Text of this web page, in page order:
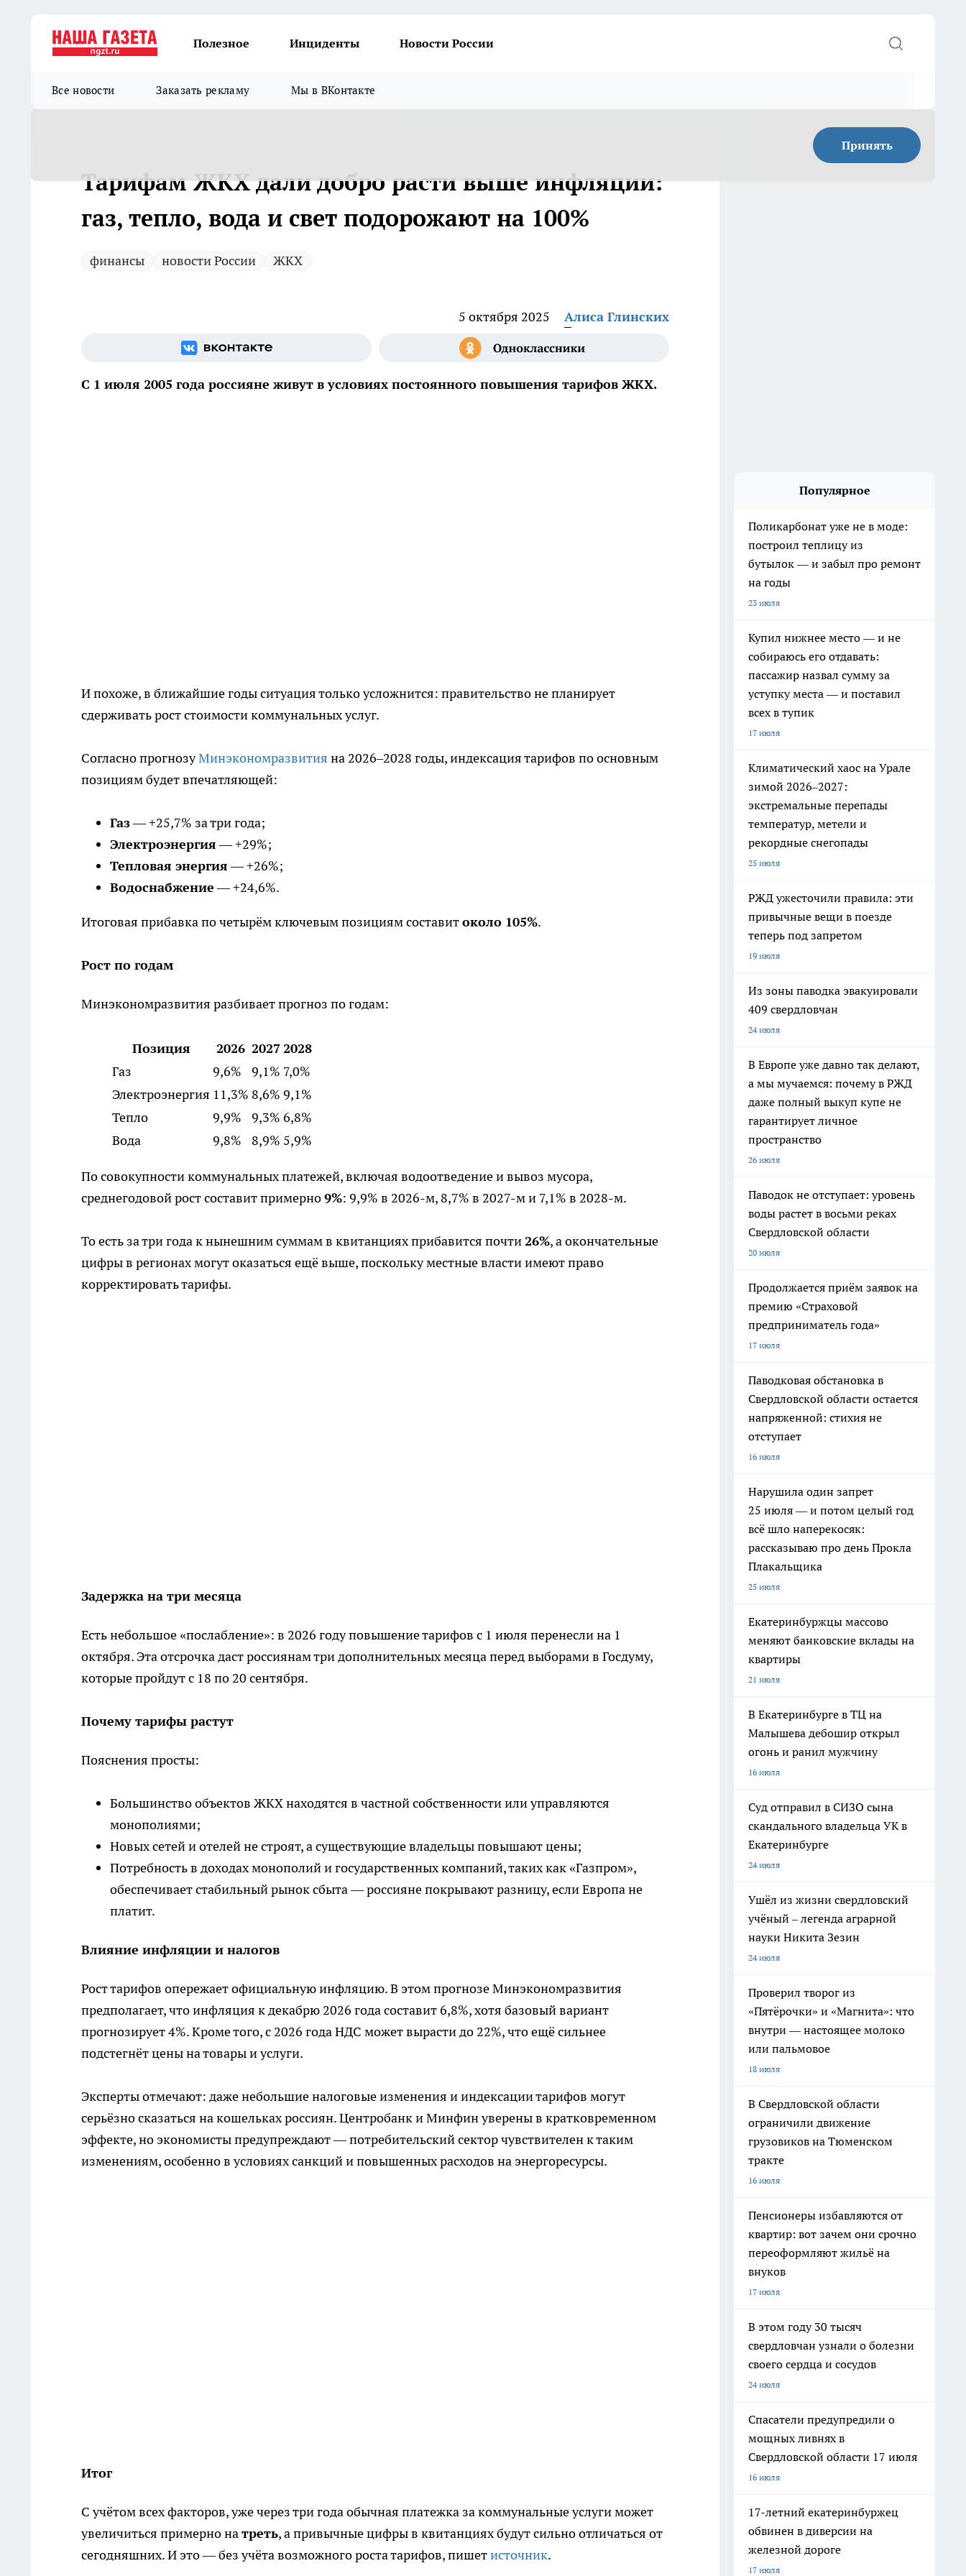
Полезное Инциденты Новости России
Все новости Заказать рекламу Мы в ВКонтакте
Принять
Тарифам ЖКХ дали добро расти выше инфляции:
газ, тепло, вода и свет подорожают на 100%
финансы новости России ЖКХ
5 октября 2025 Алиса Глинских
С 1 июля 2005 года россияне живут в условиях постоянного повышения тарифов ЖКХ.
И похоже, в ближайшие годы ситуация только усложнится: правительство не планирует
сдерживать рост стоимости коммунальных услуг.
Согласно прогнозуМинэкономразвития на 2026–2028 годы, индексация тарифов по основным
позициям будет впечатляющей:
Газ— +25,7% за три года;
Электроэнергия— +29%;
Тепловая энергия— +26%;
Водоснабжение— +24,6%.
Итоговая прибавка по четырём ключевым позициям составитоколо 105%.
Рост по годам
Минэкономразвития разбивает прогноз по годам:
Позиция 2026 20272028
Газ
9,6% 9,1% 7,0%
Электроэнергия 11,3% 8,6% 9,1%
Тепло
9,9% 9,3% 6,8%
Вода
9,8% 8,9% 5,9%
По совокупности коммунальных платежей, включая водоотведение и вывоз мусора,
среднегодовой рост составит примерно9%: 9,9% в 2026-м, 8,7% в 2027-м и 7,1% в 2028-м.
То есть за три года к нынешним суммам в квитанциях прибавится почти26%, а окончательные
цифры в регионах могут оказаться ещё выше, поскольку местные власти имеют право
корректировать тарифы.
Задержка на три месяца
Есть небольшое «послабление»: в 2026 году повышение тарифов с 1 июля перенесли на 1
октября. Эта отсрочка даст россиянам три дополнительных месяца перед выборами в Госдуму,
которые пройдут с 18 по 20 сентября.
Почему тарифы растут
Пояснения просты:
Большинство объектов ЖКХ находятся в частной собственности или управляются
монополиями;
Новых сетей и отелей не строят, а существующие владельцы повышают цены;
Потребность в доходах монополий и государственных компаний, таких как «Газпром»,
обеспечивает стабильный рынок сбыта — россияне покрывают разницу, если Европа не
платит.
Влияние инфляции и налогов
Рост тарифов опережает официальную инфляцию. В этом прогнозе Минэкономразвития
предполагает, что инфляция к декабрю 2026 года составит 6,8%, хотя базовый вариант
прогнозирует 4%. Кроме того, с 2026 года НДС может вырасти до 22%, что ещё сильнее
подстегнёт цены на товары и услуги.
Эксперты отмечают: даже небольшие налоговые изменения и индексации тарифов могут
серьёзно сказаться на кошельках россиян. Центробанк и Минфин уверены в кратковременном
эффекте, но экономисты предупреждают — потребительский сектор чувствителен к таким
изменениям, особенно в условиях санкций и повышенных расходов на энергоресурсы.
Итог
С учётом всех факторов, уже через три года обычная платежка за коммунальные услуги может
увеличиться примерно на треть, а привычные цифры в квитанциях будут сильно отличаться от
сегодняшних. И это — без учёта возможного роста тарифов, пишетисточник.
Популярное
Поликарбонат уже не в моде:
построил теплицу из
бутылок — и забыл про ремонт
на годы
23 июля
Купил нижнее место — и не
собираюсь его отдавать:
пассажир назвал сумму за
уступку места — и поставил
всех в тупик
17 июля
Климатический хаос на Урале
зимой 2026–2027:
экстремальные перепады
температур, метели и
рекордные снегопады
25 июля
РЖД ужесточили правила: эти
привычные вещи в поезде
теперь под запретом
19 июля
Из зоны паводка эвакуировали
409 свердловчан
24 июля
В Европе уже давно так делают,
а мы мучаемся: почему в РЖД
даже полный выкуп купе не
гарантирует личное
пространство
26 июля
Паводок не отступает: уровень
воды растет в восьми реках
Свердловской области
20 июля
Продолжается приём заявок на
премию «Страховой
предприниматель года»
17 июля
Паводковая обстановка в
Свердловской области остается
напряженной: стихия не
отступает
16 июля
Нарушила один запрет
25 июля — и потом целый год
всё шло наперекосяк:
рассказываю про день Прокла
Плакальщика
25 июля
Екатеринбуржцы массово
меняют банковские вклады на
квартиры
21 июля
В Екатеринбурге в ТЦ на
Малышева дебошир открыл
огонь и ранил мужчину
16 июля
Суд отправил в СИЗО сына
скандального владельца УК в
Екатеринбурге
24 июля
Ушёл из жизни свердловский
учёный – легенда аграрной
науки Никита Зезин
24 июля
Проверил творог из
«Пятёрочки» и «Магнита»: что
внутри — настоящее молоко
или пальмовое
18 июля
В Свердловской области
ограничили движение
грузовиков на Тюменском
тракте
16 июля
Пенсионеры избавляются от
квартир: вот зачем они срочно
переоформляют жильё на
внуков
17 июля
В этом году 30 тысяч
свердловчан узнали о болезни
своего сердца и сосудов
24 июля
Спасатели предупредили о
мощных ливнях в
Свердловской области 17 июля
16 июля
17-летний екатеринбуржец
обвинен в диверсии на
железной дороге
17 июля